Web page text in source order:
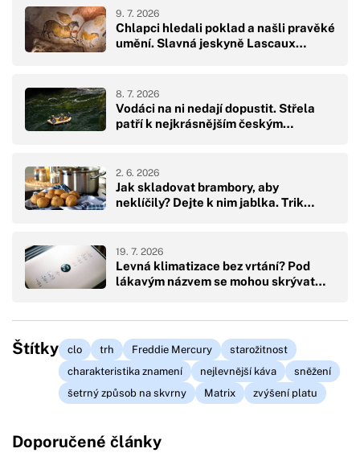
Chlapci hledali poklad a našli pravěké
umění. Slavná jeskyně Lascaux…
9. 7. 2026
Vodáci na ni nedají dopustit. Střela
patří k nejkrásnějším českým…
8. 7. 2026
Jak skladovat brambory, aby
neklíčily? Dejte k nim jablka. Trik…
2. 6. 2026
Levná klimatizace bez vrtání? Pod
lákavým názvem se mohou skrývat…
19. 7. 2026
Štítky clo trh Freddie Mercury
starožitnost
charakteristika znamení
nejlevnější káva
sněžení
šetrný způsob na skvrny
Matrix zvýšení platu
Doporučené články